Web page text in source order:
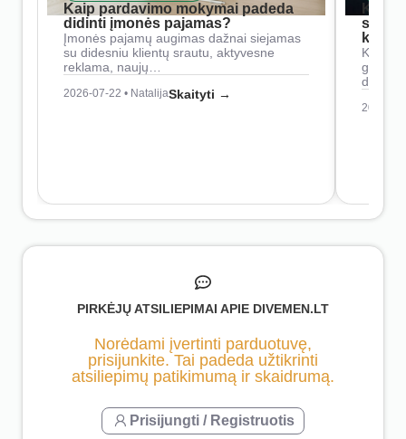
Kaip pardavimo mokymai padeda
didinti įmonės pajamas?
Įmonės pajamų augimas dažnai siejamas
su didesniu klientų srautu, aktyvesne
reklama, naujų…
2026-07-22 • NatalijaSkaityti →
Kaip
2026-
PIRKĖJŲ ATSILIEPIMAI APIE DIVEMEN.LT
Norėdami įvertinti parduotuvę,
prisijunkite. Tai padeda užtikrinti
atsiliepimų patikimumą ir skaidrumą.
Prisijungti / Registruotis